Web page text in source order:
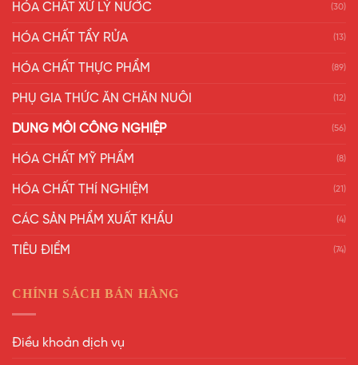
HÓA CHẤT XỬ LÝ NƯỚC (30)
HÓA CHẤT TẨY RỬA (13)
HÓA CHẤT THỰC PHẨM (89)
PHỤ GIA THỨC ĂN CHĂN NUÔI (12)
DUNG MÔI CÔNG NGHIỆP (56)
HÓA CHẤT MỸ PHẨM (8)
HÓA CHẤT THÍ NGHIỆM (21)
CÁC SẢN PHẨM XUẤT KHẨU (4)
TIÊU ĐIỂM (74)
CHÍNH SÁCH BÁN HÀNG
Điều khoản dịch vụ